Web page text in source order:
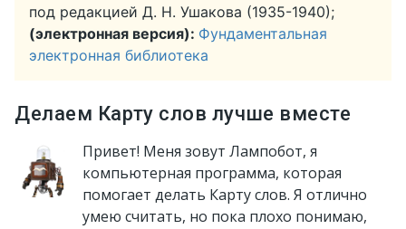
под редакцией Д. Н. Ушакова (1935-1940);
(электронная версия): Фундаментальная
электронная библиотека
Делаем Карту слов лучше вместе
Привет! Меня зовут Лампобот, я
компьютерная программа, которая
помогает делать Карту слов. Я отлично
умею считать, но пока плохо понимаю,